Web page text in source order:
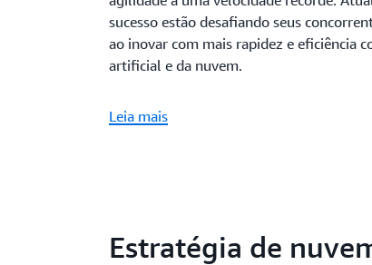
sucesso estão desafiando seus
ao inovar com mais rapidez e eficiência
artificial e da nuvem.
Leia mais
Estratégia de